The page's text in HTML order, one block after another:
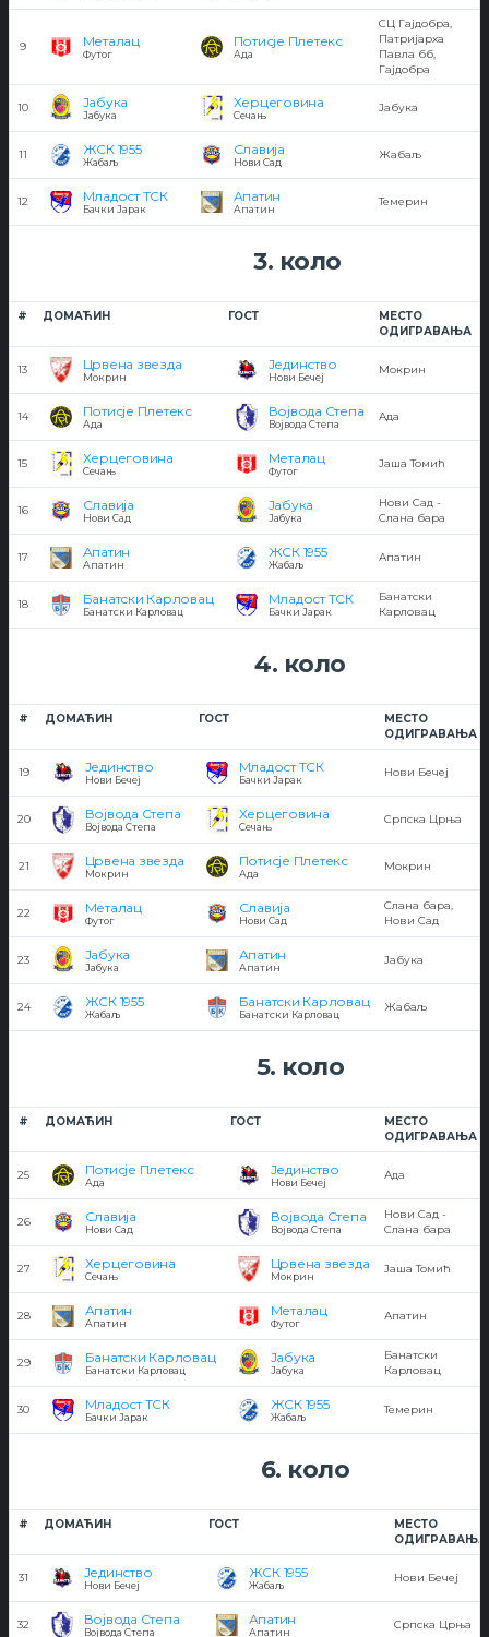
9 Металац
Футог
Потисје Плетекс
Ада
СЦ Гајдобра,
Патријарха
Павла бб,
Гајдобра
10 Јабука
Јабука
Херцеговина
Сечањ
Јабука
11 ЖСК 1955
Жабаљ
Славија
Нови Сад
Жабаљ
12 Младост ТСК
Бачки Јарак
Апатин
Апатин
Темерин
3. коло
# ДОМАЋИН ГОСТ
МЕСТО
ОДИГРАВАЊА
13 Црвена звезда
Мокрин
Јединство
Нови Бечеј
Мокрин
14 Потисје Плетекс
Ада
Војвода Степа
Војвода Степа
Ада
15 Херцеговина
Сечањ
Металац
Футог
Јаша Томић
16 Славија
Нови Сад
Јабука
Јабука
Нови Сад -
Слана бара
17 Апатин
Апатин
ЖСК 1955
Жабаљ
Апатин
18 Банатски Карловац
Банатски Карловац
Младост ТСК
Бачки Јарак
Банатски
Карловац
4. коло
# ДОМАЋИН ГОСТ
МЕСТО
ОДИГРАВАЊА
19 Јединство
Нови Бечеј
Младост ТСК
Бачки Јарак
Нови Бечеј
20 Војвода Степа
Војвода Степа
Херцеговина
Сечањ
Српска Црња
21 Црвена звезда
Мокрин
Потисје Плетекс
Ада
Мокрин
22 Металац
Футог
Славија
Нови Сад
Слана бара,
Нови Сад
23 Јабука
Јабука
Апатин
Апатин
Јабука
24 ЖСК 1955
Жабаљ
Банатски Карловац
Банатски Карловац
Жабаљ
5. коло
# ДОМАЋИН ГОСТ
МЕСТО
ОДИГРАВАЊА
25 Потисје Плетекс
Ада
Јединство
Нови Бечеј
Ада
26 Славија
Нови Сад
Војвода Степа
Војвода Степа
Нови Сад -
Слана бара
27 Херцеговина
Сечањ
Црвена звезда
Мокрин
Јаша Томић
28 Апатин
Апатин
Металац
Футог
Апатин
29 Банатски Карловац
Банатски Карловац
Јабука
Јабука
Банатски
Карловац
30 Младост ТСК
Бачки Јарак
ЖСК 1955
Жабаљ
Темерин
6. коло
# ДОМАЋИН ГОСТ
МЕСТО
ОДИГРАВАЊА
31 Јединство
Нови Бечеј
ЖСК 1955
Жабаљ
Нови Бечеј
32 Војвода Степа
Војвода Степа
Апатин
Апатин
Српска Црња